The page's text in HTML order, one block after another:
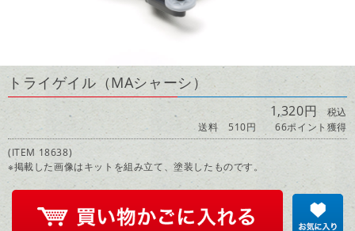
トライゲイル（MAシャーシ）
1,320円 税込
送料 510円
66ポイント獲得
(ITEM 18638)
※掲載した画像はキットを組み立て、塗装したものです。